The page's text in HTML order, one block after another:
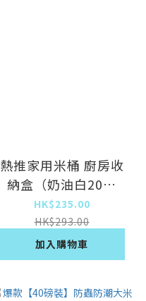
熱推家用米桶 廚房收
納盒（奶油白20磅
裝）
HK$235.00
HK$293.00
加入購物車